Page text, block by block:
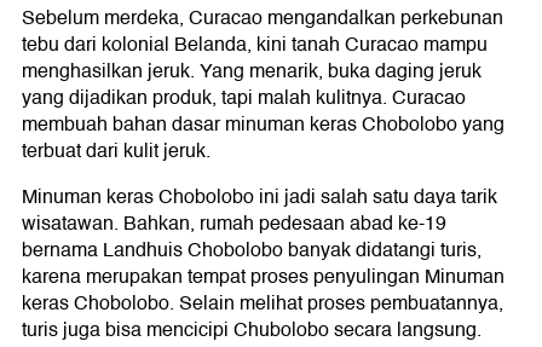
Sebelum merdeka, Curacao mengandalkan perkebunan
tebu dari kolonial Belanda, kini tanah Curacao mampu
menghasilkan jeruk. Yang menarik, buka daging jeruk
yang dijadikan produk, tapi malah kulitnya. Curacao
membuah bahan dasar minuman keras Chobolobo yang
terbuat dari kulit jeruk.
Minuman keras Chobolobo ini jadi salah satu daya tarik
wisatawan. Bahkan, rumah pedesaan abad ke-19
bernama Landhuis Chobolobo banyak didatangi turis,
karena merupakan tempat proses penyulingan Minuman
keras Chobolobo. Selain melihat proses pembuatannya,
turis juga bisa mencicipi Chubolobo secara langsung.